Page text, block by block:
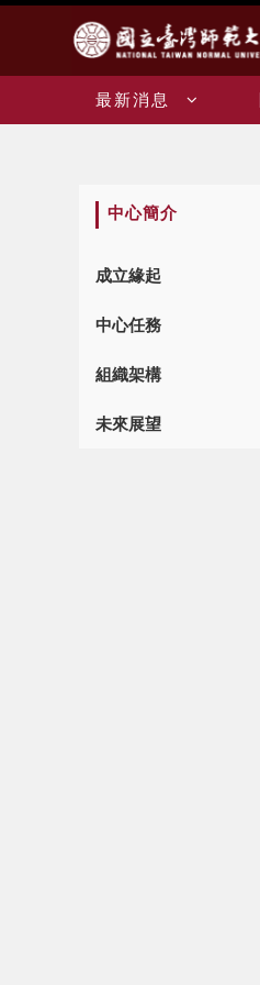
最新消息
中心簡介
成立緣起
中心任務
組織架構
未來展望